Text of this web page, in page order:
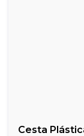
Cesta